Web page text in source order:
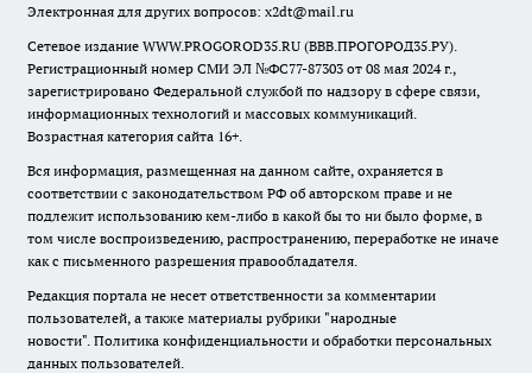
Электронная для других вопросов: x2dt@mail.ru
Сетевое издание WWW.PROGOROD35.RU (ВВВ.ПРОГОРОД35.РУ).
Регистрационный номер СМИ ЭЛ №ФС77-87303 от 08 мая 2024 г.,
зарегистрировано Федеральной службой по надзору в сфере связи,
информационных технологий и массовых коммуникаций.
Возрастная категория сайта 16+.
Вся информация, размещенная на данном сайте, охраняется в
соответствии с законодательством РФ об авторском праве и не
подлежит использованию кем-либо в какой бы то ни было форме, в
том числе воспроизведению, распространению, переработке не иначе
как с письменного разрешения правообладателя.
Редакция портала не несет ответственности за комментарии
пользователей, а также материалы рубрики "народные
новости". Политика конфиденциальности и обработки персональных
данных пользователей.